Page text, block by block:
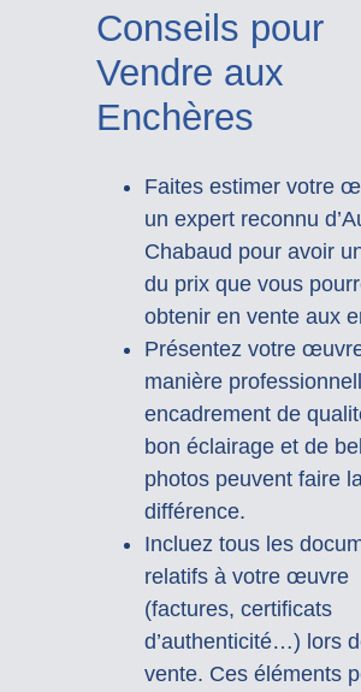
Conseils pour
Vendre aux
Enchères
Faites estimer votre
un expert reconnu
Chabaud pour avoir
du prix que vous
obtenir en vente aux
Présentez votre
manière
encadrement de
bon éclairage et de
photos peuvent faire la
différence.
Incluez tous les
relatifs à votre œuvre
(factures, certificats
d’authenticité…) lors
vente. Ces éléments